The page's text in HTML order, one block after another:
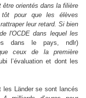
orientés dans la filière
tôt pour que les élèves
leur retard. Si bien
l'OCDE dans lequel les
dans le pays, ndlr)
ceux de la première
l’évaluation et dont les
les Länder se sont lancés